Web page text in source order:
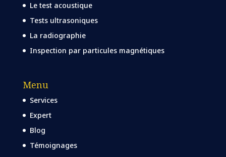
Le test acoustique
Tests ultrasoniques
La radiographie
Inspection par particules magnétiques
Menu
Services
Expert
Blog
Témoignages